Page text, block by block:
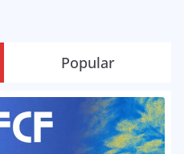
Popular